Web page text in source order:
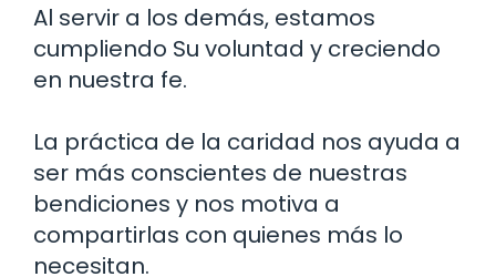
Al servir a los demás, estamos
cumpliendo Su voluntad y creciendo
en nuestra fe.
La práctica de la caridad nos ayuda a
ser más conscientes de nuestras
bendiciones y nos motiva a
compartirlas con quienes más lo
necesitan.